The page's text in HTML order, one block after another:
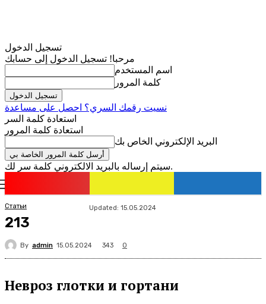
تسجيل الدخول
مرحبا! تسجيل الدخول إلى حسابك
اسم المستخدم
كلمة المرور
نسيت رقمك السري؟ احصل على مساعدة
استعادة كلمة السر
استعادة كلمة المرور
البريد الإلكتروني الخاص بك
سيتم إرساله بالبريد الالكتروني كلمة سر لك.
Статьи Updated: 15.05.2024
213
By admin 15.05.2024 343 0
Невроз глотки и гортани